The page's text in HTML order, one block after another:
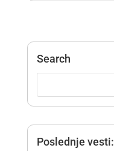
Search
Poslednje vesti: